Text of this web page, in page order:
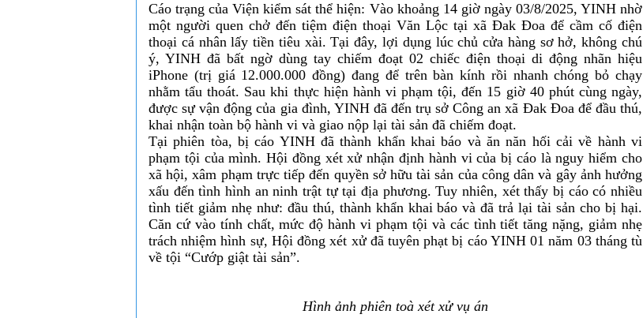
Cáo trạng của Viện kiểm sát thể hiện: Vào khoảng 14 giờ ngày 03/8/2025, YINH nhờ
một người quen chở đến tiệm điện thoại Văn Lộc tại xã Đak Đoa để cầm cố điện
thoại cá nhân lấy tiền tiêu xài. Tại đây, lợi dụng lúc chủ cửa hàng sơ hở, không chú
ý, YINH đã bất ngờ dùng tay chiếm đoạt 02 chiếc điện thoại di động nhãn hiệu
iPhone (trị giá 12.000.000 đồng) đang để trên bàn kính rồi nhanh chóng bỏ chạy
nhằm tẩu thoát. Sau khi thực hiện hành vi phạm tội, đến 15 giờ 40 phút cùng ngày,
được sự vận động của gia đình, YINH đã đến trụ sở Công an xã Đak Đoa để đầu thú,
khai nhận toàn bộ hành vi và giao nộp lại tài sản đã chiếm đoạt.
Tại phiên tòa, bị cáo YINH đã thành khẩn khai báo và ăn năn hối cải về hành vi
phạm tội của mình. Hội đồng xét xử nhận định hành vi của bị cáo là nguy hiểm cho
xã hội, xâm phạm trực tiếp đến quyền sở hữu tài sản của công dân và gây ảnh hưởng
xấu đến tình hình an ninh trật tự tại địa phương. Tuy nhiên, xét thấy bị cáo có nhiều
tình tiết giảm nhẹ như: đầu thú, thành khẩn khai báo và đã trả lại tài sản cho bị hại.
Căn cứ vào tính chất, mức độ hành vi phạm tội và các tình tiết tăng nặng, giảm nhẹ
trách nhiệm hình sự, Hội đồng xét xử đã tuyên phạt bị cáo YINH 01 năm 03 tháng tù
về tội “Cướp giật tài sản”.
Hình ảnh phiên toà xét xử vụ án